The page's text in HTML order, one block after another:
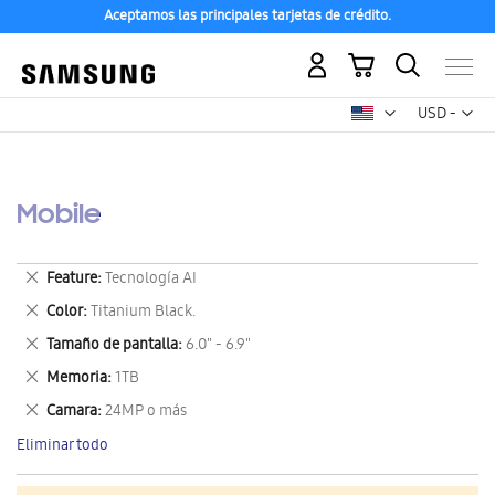
Aceptamos las principales tarjetas de crédito.
USD -
dólar
Mi carrito
Mobile
Feature Tecnología AI
Eliminar
este
artículo
Color Titanium Black.
Eliminar
este
artículo
Tamaño de pantalla 6.0" - 6.9"
Eliminar
este
artículo
Memoria 1TB
Eliminar
este
artículo
Camara 24MP o más
Eliminar
este
artículo
Eliminar todo